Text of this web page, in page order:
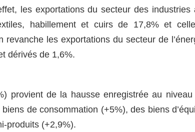
les exportations du secteur des industries
habillement et cuirs de 17,8% et
les exportations du secteur de
dérivés de 1,6%.
provient de la hausse enregistrée au
de consommation (+5%), des biens
produits (+2,9%).